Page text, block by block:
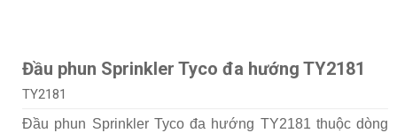
Đầu phun Sprinkler Tyco đa hướng TY2181
TY2181
Đầu phun Sprinkler Tyco đa hướng TY2181 thuộc dòng